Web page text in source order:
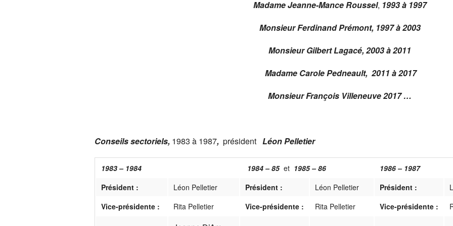
Journaux 2012-2013
Journaux 2011-2012
Journaux 2010-2011
Journaux 2009-2010
Dîner de Noël 2017
AREQ en action 2017, Toute une
Nouveaux retraités(es) 2017 à
Déjeuner de la non-rentrée 25 août
Exposition artistique 2017
Cabane à sucre 2017
Dîner de l’Amitié 2017
Dîner de Noël 2016
Accueil des retraités(es) 2016 à
Cabane à sucre 2016
Dîner de l’amitié 2016
Noël 2015 à l’Hôtel Universel de
Accueil des retraités(es) 2015 à
Déjeuner de la non-rentrée 28 août
Madame Jeanne-Mance Roussel, 1993 à 1997
Monsieur Ferdinand Prémont, 1997 à 2003
Monsieur Gilbert Lagacé, 2003 à 2011
Madame CarolePedneault, 2011 à 2017
Monsieur François Villeneuve 2017 …
Conseils sectoriels, 1983 à 1987, président Léon Pelletier
1983 – 1984 1984 – 85et 1985 – 86
1986 – 1987
Président :
Léon Pelletier Président : Léon Pelletier Président :
Vice-présidente :
Rita Pelletier Vice-présidente : Rita Pelletier Vice-présidente :